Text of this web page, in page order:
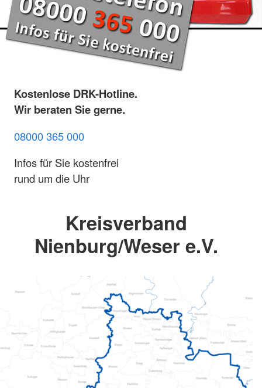
Kostenlose DRK-Hotline.
Wir beraten Sie gerne.
08000 365 000
Infos für Sie kostenfrei
rund um die Uhr
Kreisverband
Nienburg/Weser e.V.